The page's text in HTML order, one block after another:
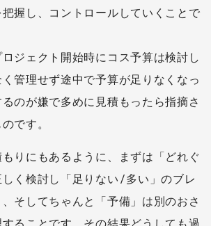
握し、コントロールしていくことで
ジェクト開始時にコス予算は検討し
管理せず途中で予算が足りなくなっ
のが嫌で多めに見積もったら指摘さ
です。
りにもあるように、まずは「どれぐ
く検討し「足りない/多い」のブレ
そしてちゃんと「予備」は別のおさ